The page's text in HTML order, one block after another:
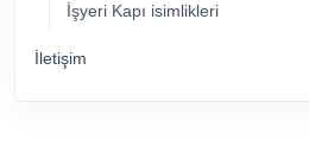
İşyeri Kapı isimlikleri
İletişim